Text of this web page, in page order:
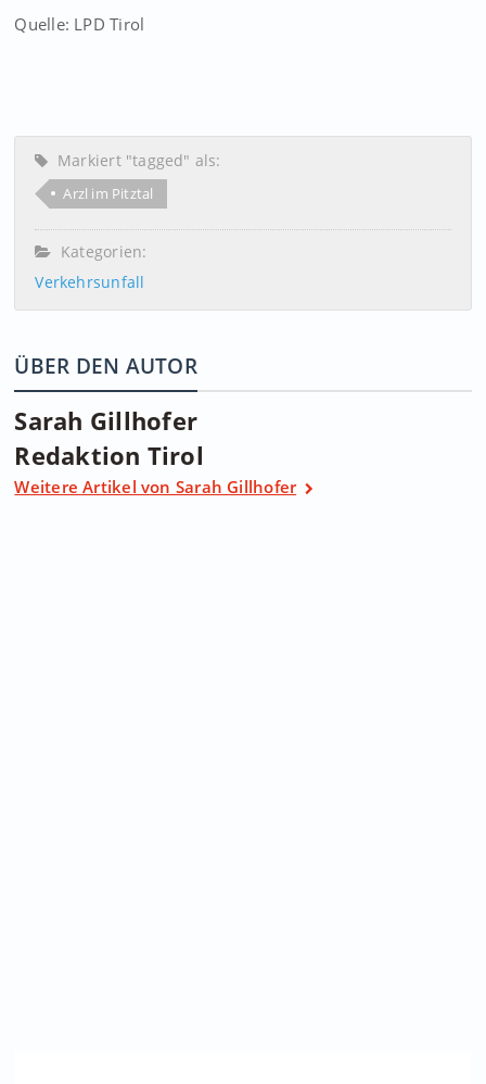
Quelle: LPD Tirol
Markiert "tagged" als:
Arzl im Pitztal
Kategorien:
Verkehrsunfall
ÜBER DEN AUTOR
Sarah Gillhofer
Redaktion Tirol
Weitere Artikel von Sarah Gillhofer